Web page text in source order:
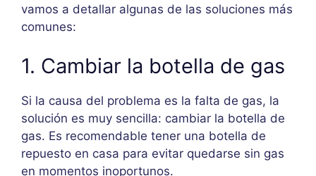
vamos a detallar algunas de las soluciones más
comunes:
1. Cambiar la botella de gas
Si la causa del problema es la falta de gas, la
solución es muy sencilla: cambiar la botella de
gas. Es recomendable tener una botella de
repuesto en casa para evitar quedarse sin gas
en momentos inoportunos.